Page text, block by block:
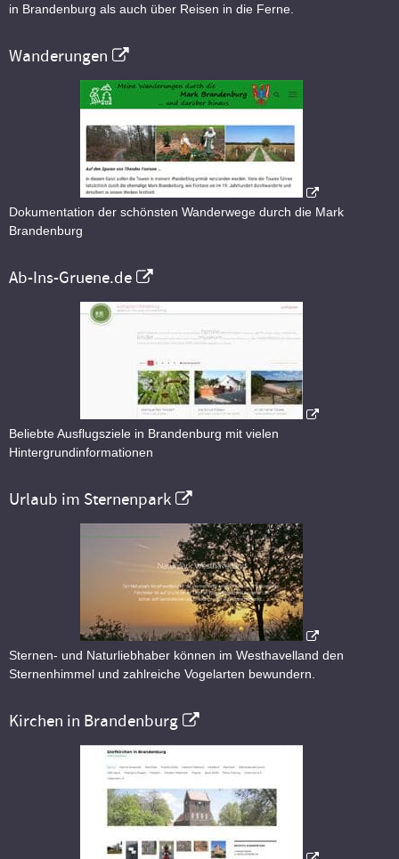
in Brandenburg als auch über Reisen in die Ferne.
Wanderungen
Dokumentation der schönsten Wanderwege durch die Mark
Brandenburg
Ab-Ins-Gruene.de
Beliebte Ausflugsziele in Brandenburg mit vielen
Hintergrundinformationen
Urlaub im Sternenpark
Sternen- und Naturliebhaber können im Westhavelland den
Sternenhimmel und zahlreiche Vogelarten bewundern.
Kirchen in Brandenburg